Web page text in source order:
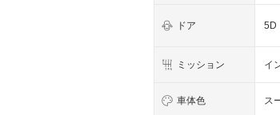
ドア 5D
ミッション イ
車体色 ス